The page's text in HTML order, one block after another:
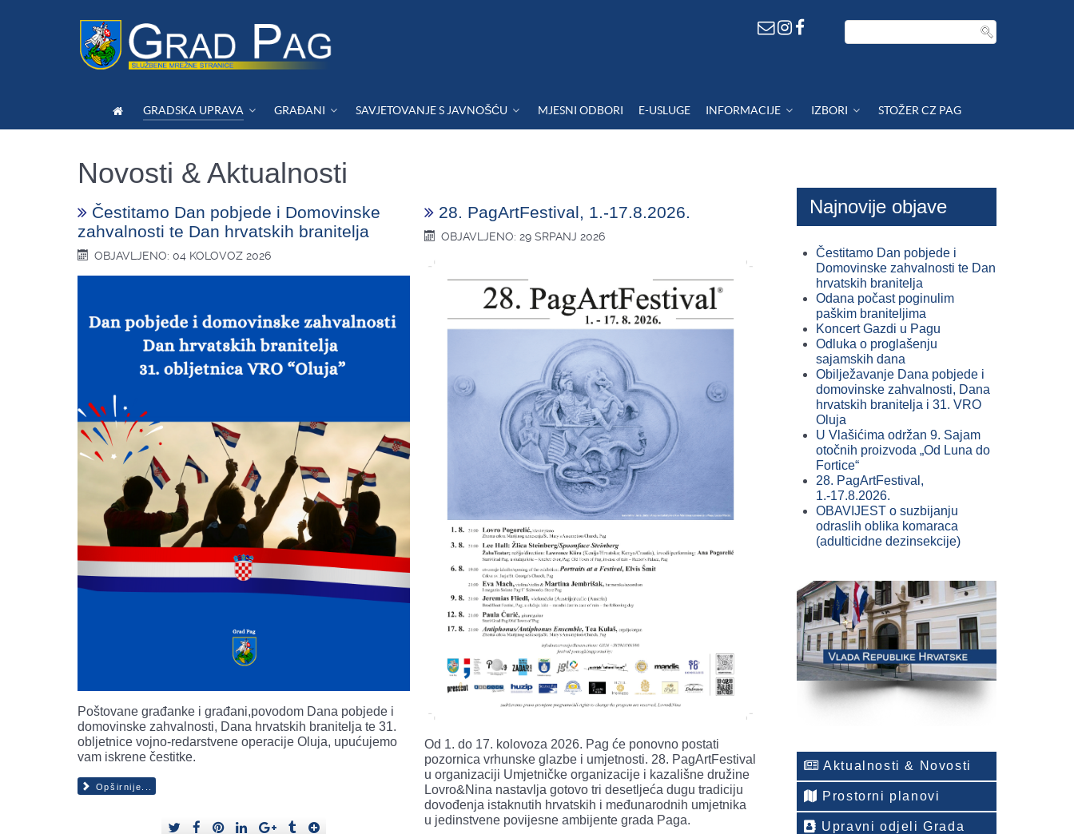
GRADSKA UPRAVA GRAĐANI SAVJETOVANJE S JAVNOŠĆU MJESNI ODBORI E-USLUGE INFORMACIJE IZBORI STOŽER CZ PAG
Novosti & Aktualnosti
Čestitamo Dan pobjede i Domovinske
zahvalnosti te Dan hrvatskih branitelja
OBJAVLJENO: 04 KOLOVOZ 2026
Poštovane građanke i građani,povodom Dana pobjede i
domovinske zahvalnosti, Dana hrvatskih branitelja te 31.
obljetnice vojno-redarstvene operacije Oluja, upućujemo
vam iskrene čestitke.
Opširnije...
28. PagArtFestival, 1.-17.8.2026.
OBJAVLJENO: 29 SRPANJ 2026
Od 1. do 17. kolovoza 2026. Pag će ponovno postati
pozornica vrhunske glazbe i umjetnosti. 28. PagArtFestival
u organizaciji Umjetničke organizacije i kazališne družine
Lovro&Nina nastavlja gotovo tri desetljeća dugu tradiciju
dovođenja istaknutih hrvatskih i međunarodnih umjetnika
u jedinstvene povijesne ambijente grada Paga.
Najnovije objave
Čestitamo Dan pobjede i
Domovinske zahvalnosti te Dan
hrvatskih branitelja
Odana počast poginulim
paškim braniteljima
Koncert Gazdi u Pagu
Odluka o proglašenju
sajamskih dana
Obilježavanje Dana pobjede i
domovinske zahvalnosti, Dana
hrvatskih branitelja i 31. VRO
Oluja
U Vlašićima održan 9. Sajam
otočnih proizvoda „Od Luna do
Fortice“
28. PagArtFestival,
1.-17.8.2026.
OBAVIJEST o suzbijanju
odraslih oblika komaraca
(adulticidne dezinsekcije)
Aktualnosti & Novosti
Prostorni planovi
Upravni odjeli Grada